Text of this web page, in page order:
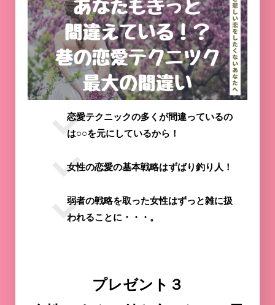
恋愛テクニックの多くが間違っているの
は○○を元にしているから！
女性の恋愛の基本戦略はずばり釣り人！
弱者の戦略を取った女性はずっと雑に扱
われることに・・・。
プレゼント３